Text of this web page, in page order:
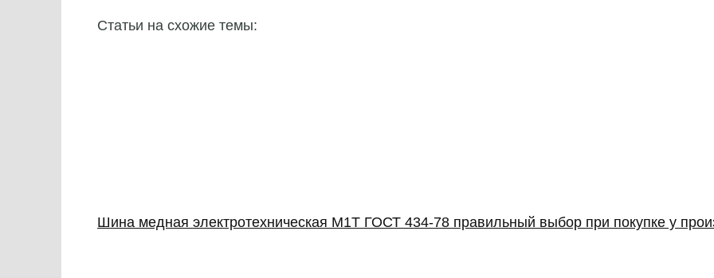
Статьи на схожие темы:
Шина медная электротехническая М1Т ГОСТ 434-78 правильный выбор при покупке у